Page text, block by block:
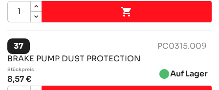

37
PC0315.009
BRAKE PUMP DUST PROTECTION
Stückpreis
8,57 € brightness_1Auf Lager